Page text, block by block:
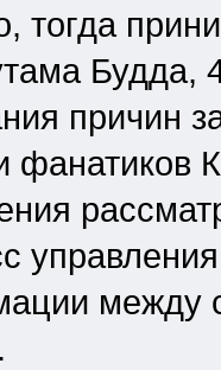
тогда
Будда,
причин
фанатиков
между